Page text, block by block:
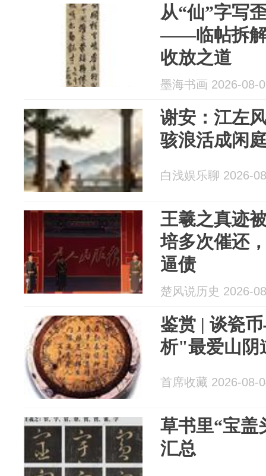
从“仙”字写
——临帖拆解
收放之道
墨海书画 2026-08-
谢安：江左
骇浪活成闲
白浅娱乐聊 2026-
王羲之真迹
培多次催还
逼债
楚风说历史 2026-
鉴赏 | 谈瓷
析"最爱山阴
首席收藏 2026-08-
草书里“宝盖
汇总